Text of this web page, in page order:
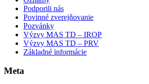
Podporili nás
Povinné zverejňovanie
Pozvánky
Výzvy MAS TD – IROP
Výzvy MAS TD – PRV
Základné informácie
Meta